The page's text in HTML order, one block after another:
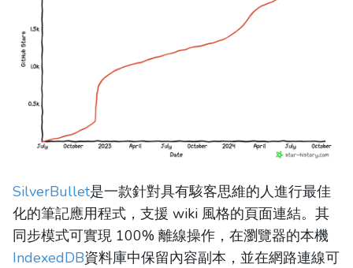
SilverBullet是一款針對具有駭客思維的人進行最佳
化的筆記應用程式，支援 wiki 風格的頁面連結。其
同步模式可實現 100% 離線操作，在瀏覽器的本機
IndexedDB資料庫中保留內容副本，並在網路連線可